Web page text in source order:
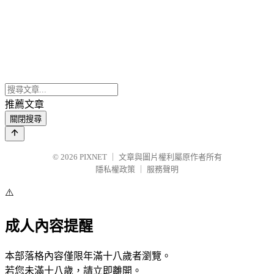
推薦文章
關閉搜尋
© 2026 PIXNET
文章與圖片權利屬原作者所有
隱私權政策
服務聲明
⚠️
成人內容提醒
本部落格內容僅限年滿十八歲者瀏覽。
若您未滿十八歲，請立即離開。